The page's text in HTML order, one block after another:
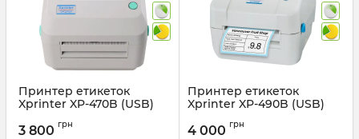
Принтер етикеток
Xprinter XP-470B (USB)
Артикул: 1011
3 800 грн
Принтер етикеток
Xprinter XP-490B (USB)
4 000 грн